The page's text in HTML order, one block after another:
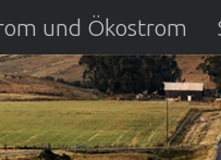
und Ökostrom
DSL